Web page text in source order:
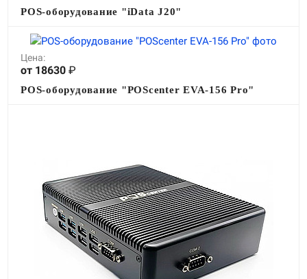
POS-оборудование "iData J20"
Цена:
от 18630 ₽
POS-оборудование "POScenter EVA-156 Pro"